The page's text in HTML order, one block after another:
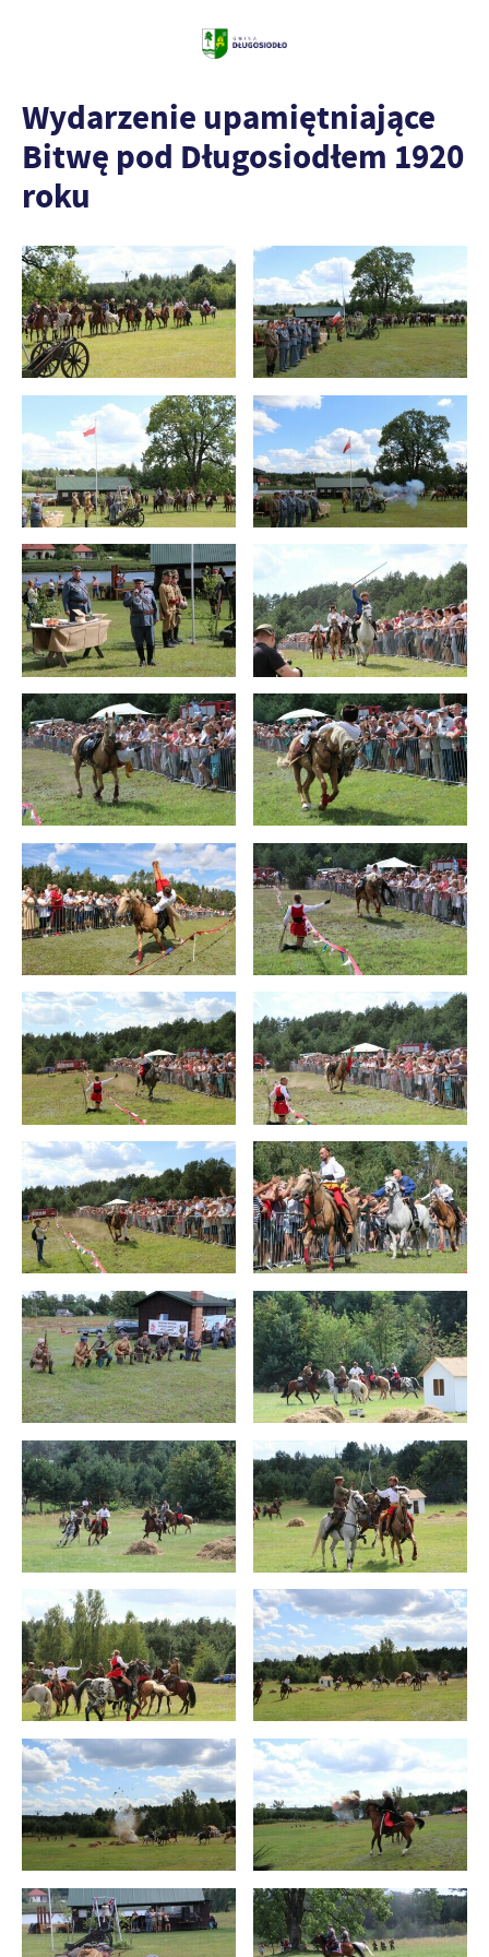
Wydarzenie upamiętniające
Bitwę pod Długosiodłem 1920
roku